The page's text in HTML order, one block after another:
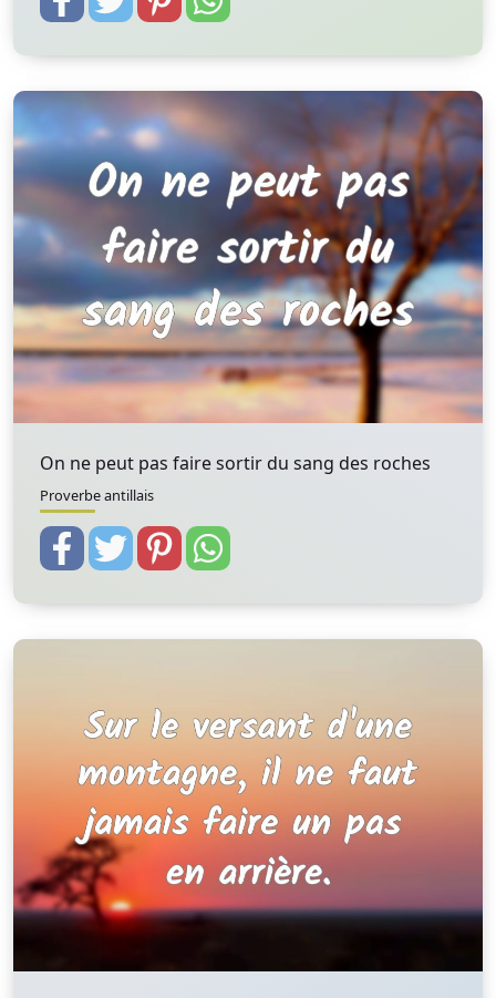
On ne peut pas faire sortir du sang des roches
Proverbe antillais